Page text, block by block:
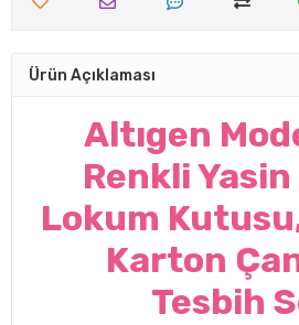
Ürün Açıklaması
Altıgen
Renkli Yasin
Lokum
Karton
Tesbih